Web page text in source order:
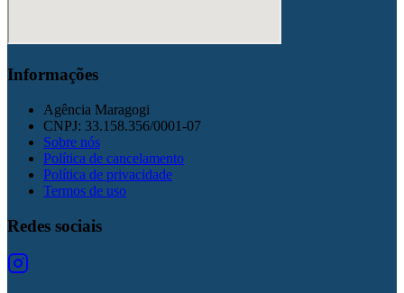
Informações
Agência Maragogi
CNPJ: 33.158.356/0001-07
Sobre nós
Política de cancelamento
Política de privacidade
Termos de uso
Redes sociais